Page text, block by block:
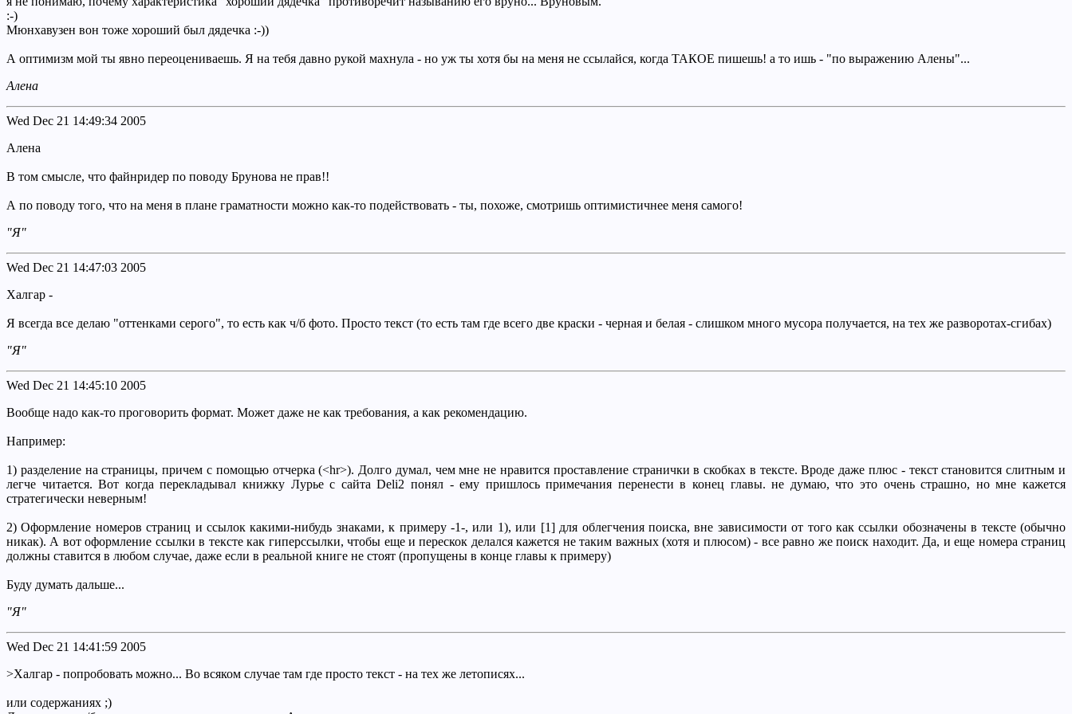
:-)
Мюнхавузен вон тоже хороший был дядечка :-))
А оптимизм мой ты явно переоцениваешь. Я на тебя давно рукой махнула - но уж ты хотя бы на меня не ссылайся, когда ТАКОЕ пишешь! а то ишь - "по выражению Алены"...
Алена
Wed Dec 21 14:49:34 2005
Алена
В том смысле, что файнридер по поводу Брунова не прав!!
А по поводу того, что на меня в плане граматности можно как-то подействовать - ты, похоже, смотришь оптимистичнее меня самого!
"Я"
Wed Dec 21 14:47:03 2005
Халгар -
Я всегда все делаю "оттенками серого", то есть как ч/б фото. Просто текст (то есть там где всего две краски - черная и белая - слишком много мусора получается, на тех же разворотах-сгибах)
"Я"
Wed Dec 21 14:45:10 2005
Вообще надо как-то проговорить формат. Может даже не как требования, а как рекомендацию.
Например:
1) разделение на страницы, причем с помощью отчерка (<hr>). Долго думал, чем мне не нравится проставление странички в скобках в тексте. Вроде даже плюс - текст становится слитным и
легче читается. Вот когда перекладывал книжку Лурье с сайта Deli2 понял - ему пришлось примечания перенести в конец главы. не думаю, что это очень страшно, но мне кажется
стратегически неверным!
2) Оформление номеров страниц и ссылок какими-нибудь знаками, к примеру -1-, или 1), или [1] для облегчения поиска, вне зависимости от того как ссылки обозначены в тексте (обычно
никак). А вот оформление ссылки в тексте как гиперссылки, чтобы еще и перескок делался кажется не таким важных (хотя и плюсом) - все равно же поиск находит. Да, и еще номера страниц
должны ставится в любом случае, даже если в реальной книге не стоят (пропущены в конце главы к примеру)
Буду думать дальше...
"Я"
Wed Dec 21 14:41:59 2005
>Халгар - попробовать можно... Во всяком случае там где просто текст - на тех же летописях...
или содержаниях ;)